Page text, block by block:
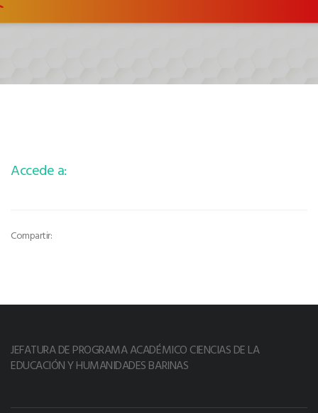
Accede a:
Compartir:
JEFATURA DE PROGRAMA ACADÉMICO CIENCIAS DE LA
EDUCACIÓN Y HUMANIDADES BARINAS